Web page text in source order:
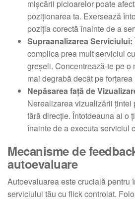
mișcării picioarelor poate
poziționarea ta. Exersează
poziția corectă înainte de a
Supraanalizarea Serviciului:
complica prea mult serviciul
greșeli. Concentrează-te pe o
mai degrabă decât pe
Nepăsarea față de
Nerealizarea vizualizării țintei
fără direcție. Întotdeauna ai o
înainte de a executa serviciul
Mecanisme de
autoevaluare
Autoevaluarea este crucială pentru
serviciului tău cu flick controlat.